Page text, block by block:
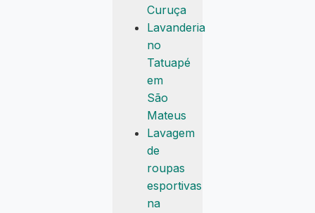
Curuça
Lavanderia
no
Tatuapé
em
São
Mateus
Lavagem
de
roupas
esportivas
na